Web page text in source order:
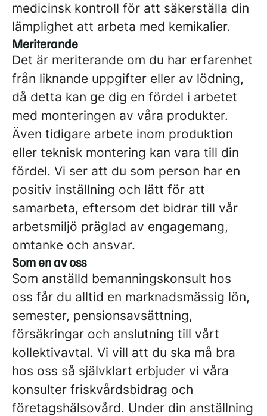
medicinsk kontroll för att säkerställa din
lämplighet att arbeta med kemikalier.
Meriterande
Det är meriterande om du har erfarenhet
från liknande uppgifter eller av lödning,
då detta kan ge dig en fördel i arbetet
med monteringen av våra produkter.
Även tidigare arbete inom produktion
eller teknisk montering kan vara till din
fördel. Vi ser att du som person har en
positiv inställning och lätt för att
samarbeta, eftersom det bidrar till vår
arbetsmiljö präglad av engagemang,
omtanke och ansvar.
Som en av oss
Som anställd bemanningskonsult hos
oss får du alltid en marknadsmässig lön,
semester, pensionsavsättning,
försäkringar och anslutning till vårt
kollektivavtal. Vi vill att du ska må bra
hos oss så självklart erbjuder vi våra
konsulter friskvårdsbidrag och
företagshälsovård. Under din anställning